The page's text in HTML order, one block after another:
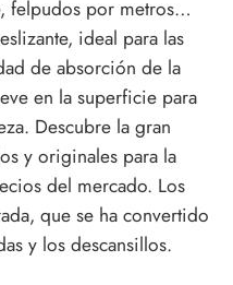
felpudos por metros…
ideal para las
de absorción de la
en la superficie para
Descubre la gran
y originales para la
del mercado. Los
que se ha convertido
y los descansillos.